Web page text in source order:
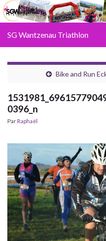
SG Wantzenau Triathlon
Bike and Run
0396_n
ParRaphaël